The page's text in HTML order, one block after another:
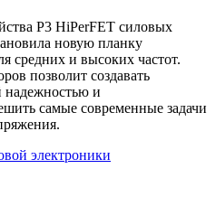
P3 HiPerFET силовых
новую планку
средних и высоких частот.
позволит создавать
надежностью и
самые современные задачи
электроники